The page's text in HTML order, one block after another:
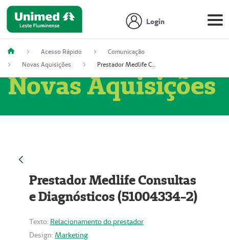
Login
Acesso Rápido
Comunicação
Novas Aquisições
Prestador Medlife Consultas e Diagnósticos (51004334-2)
Novas Aquisições
Prestador Medlife Consultas
e Diagnósticos (51004334-2)
Texto: Relacionamento do prestador
Design: Marketing